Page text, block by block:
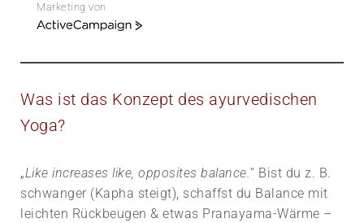
Marketing von
A
t
e
C
p
a
Was ist das Konzept des ayurvedischen
Yoga?
„Like increases like, opposites balance.“ Bist du z. B.
schwanger (Kapha steigt), schaffst du Balance mit
leichten Rückbeugen & etwas Pranayama-Wärme –